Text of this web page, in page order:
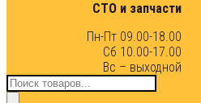
СТО и запчасти
Пн-Пт 09.00-18.00
Сб 10.00-17.00
Вс – выходной
Поиск
товаров